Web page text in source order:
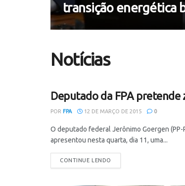
transição energética
Notícias
DESTAQUES
Deputado da FPA
POR FPA 12 DE MARÇO DE 2015 0
O deputado federal Jerônimo Goergen
apresentou nesta quarta, dia 11, uma...
CONTINUE LENDO